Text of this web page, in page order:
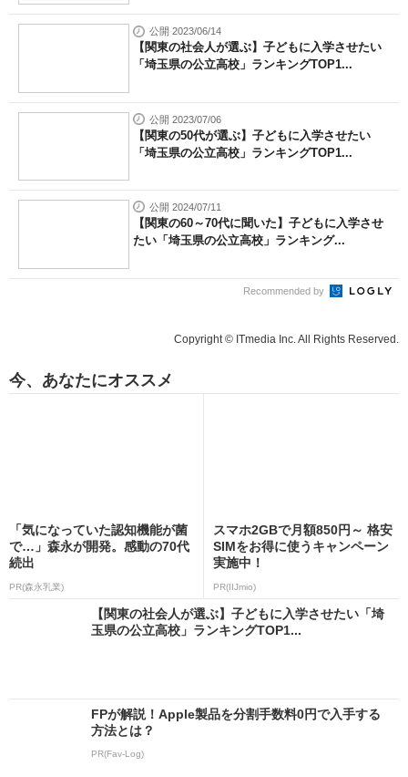
公開 2023/06/14
【関東の社会人が選ぶ】子どもに入学させたい
「埼玉県の公立高校」ランキングTOP1...
公開 2023/07/06
【関東の50代が選ぶ】子どもに入学させたい
「埼玉県の公立高校」ランキングTOP1...
公開 2024/07/11
【関東の60～70代に聞いた】子どもに入学させ
たい「埼玉県の公立高校」ランキング...
Recommended by
Copyright © ITmedia Inc. All Rights Reserved.
今、あなたにオススメ
「気になっていた認知機能が菌
で…」森永が開発。感動の70代
続出
PR(森永乳業)
スマホ2GBで月額850円～ 格安
SIMをお得に使うキャンペーン
実施中！
PR(IIJmio)
【関東の社会人が選ぶ】子どもに入学させたい「埼
玉県の公立高校」ランキングTOP1...
FPが解説！Apple製品を分割手数料0円で入手する
方法とは？
PR(Fav-Log)